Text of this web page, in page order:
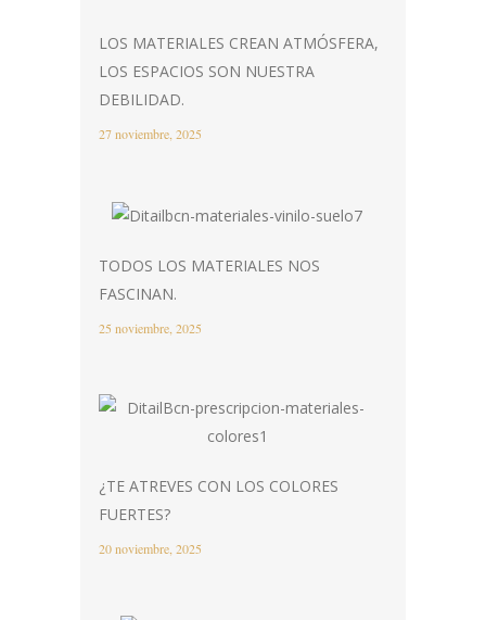
LOS MATERIALES CREAN ATMÓSFERA,
LOS ESPACIOS SON NUESTRA
DEBILIDAD.
27 noviembre, 2025
TODOS LOS MATERIALES NOS
FASCINAN.
25 noviembre, 2025
¿TE ATREVES CON LOS COLORES
FUERTES?
20 noviembre, 2025